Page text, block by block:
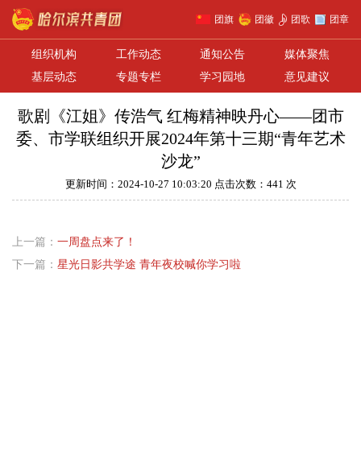
团旗 团徽 团歌 团章
组织机构 工作动态 通知公告
媒体聚焦
基层动态
专题专栏 学习园地 意见建议
歌剧《江姐》传浩气 红梅精神映丹心——团市
委、市学联组织开展2024年第十三期“青年艺术
沙龙”
更新时间：2024-10-27 10:03:20 点击次数：441 次
上一篇： 一周盘点来了！
下一篇： 星光日影共学途 青年夜校喊你学习啦